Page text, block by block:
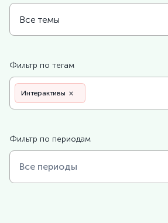
Все темы
Фильтр по тегам
×
Интерактивы
Фильтр по периодам